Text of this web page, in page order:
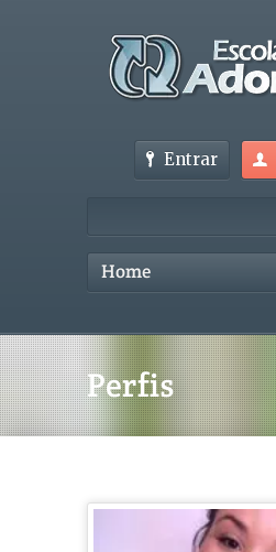
Entrar
Home
Perfis